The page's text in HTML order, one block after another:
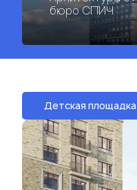
бюро СПИЧ
Детская площадка